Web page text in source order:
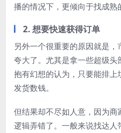
播的情况下，更倾向于找成熟
2. 想要快速获得订单
另外一个很重要的原因就是
夸大了。尤其是拿一些超级
抱有幻想的认为，只要能排上
发货数钱。
但结果却不尽如人意，因为
逻辑弄错了。一般来说找达